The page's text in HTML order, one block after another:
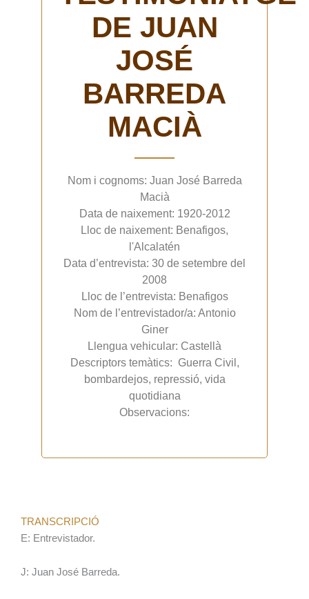
DE JUAN
JOSÉ
BARREDA
MACIÀ
Nom i cognoms: Juan José Barreda
Macià
Data de naixement: 1920-2012
Lloc de naixement: Benafigos,
l'Alcalatén
Data d’entrevista: 30 de setembre del
2008
Lloc de l’entrevista: Benafigos
Nom de l’entrevistador/a: Antonio
Giner
Llengua vehicular: Castellà
Descriptors temàtics: Guerra Civil,
bombardejos, repressió, vida
quotidiana
Observacions:
TRANSCRIPCIÓ
E: Entrevistador.
J: Juan José Barreda.